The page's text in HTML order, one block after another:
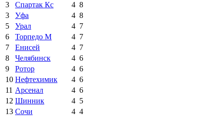
3
Спартак Кс 4 8
3
Уфа 4 8
5
Урал 4 7
6
Торпедо М 4 7
7
Енисей 4 7
8
Челябинск 4 6
9
Ротор 4 6
10 Нефтехимик 4 6
11 Арсенал 4 6
12 Шинник 4 5
13 Сочи 4 4